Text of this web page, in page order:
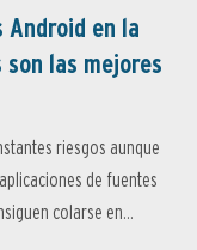
en la
las mejores
riesgos aunque
de fuentes
colarse en...